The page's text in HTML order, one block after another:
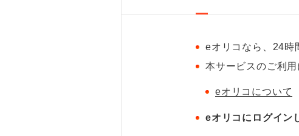
eオリコなら、24時
本サービスのご利
eオリコについて
eオリコにログイン